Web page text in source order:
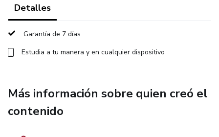
Detalles
Garantía de 7 días
Estudia a tu manera y en cualquier dispositivo
Más información sobre quien creó el
contenido